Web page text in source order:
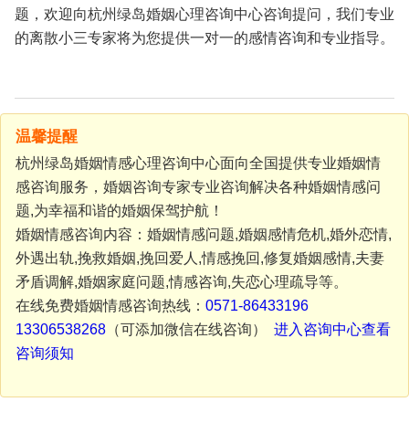
题，欢迎向杭州绿岛婚姻心理咨询中心咨询提问，我们专业
的离散小三专家将为您提供一对一的感情咨询和专业指导。
温馨提醒
杭州绿岛婚姻情感心理咨询中心面向全国提供专业婚姻情
感咨询服务，婚姻咨询专家专业咨询解决各种婚姻情感问
题,为幸福和谐的婚姻保驾护航！
婚姻情感咨询内容：婚姻情感问题,婚姻感情危机,婚外恋情,
外遇出轨,挽救婚姻,挽回爱人,情感挽回,修复婚姻感情,夫妻
矛盾调解,婚姻家庭问题,情感咨询,失恋心理疏导等。
在线免费婚姻情感咨询热线： 0571-86433196
13306538268（可添加微信在线咨询） 进入咨询中心查看
咨询须知